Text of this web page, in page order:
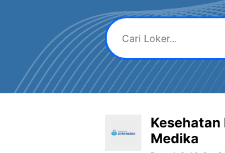
Kesehatan
Medika